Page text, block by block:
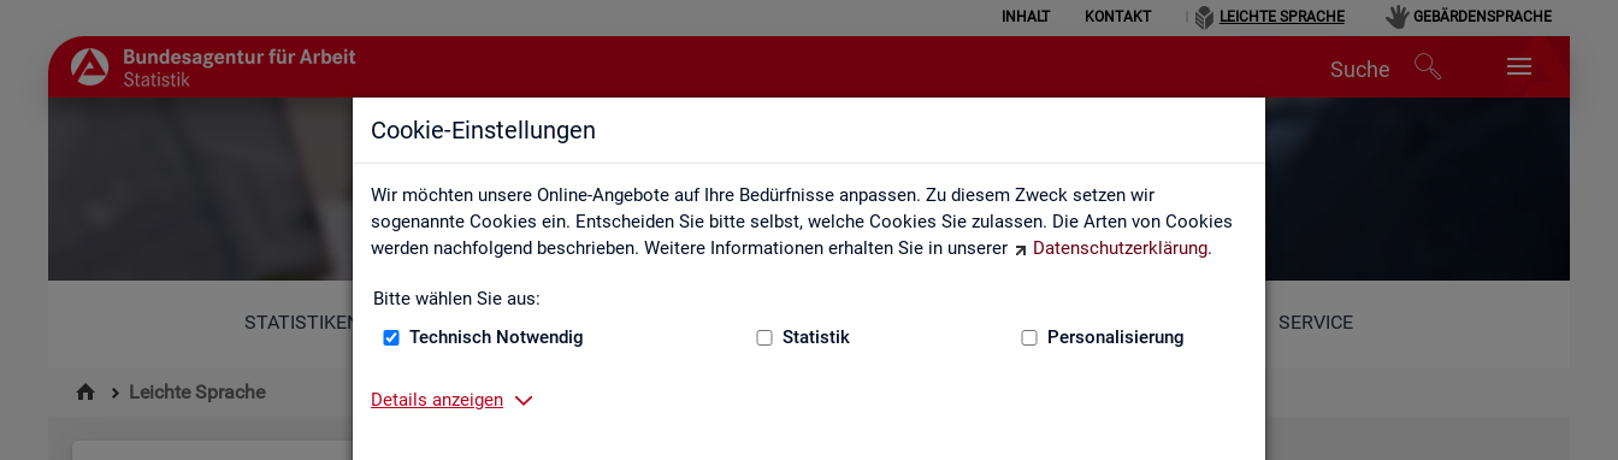
Cookie-Einstellungen
Wir möchten unsere Online-Angebote auf Ihre Bedürfnisse anpassen. Zu diesem Zweck setzen wir
sogenannte Cookies ein. Entscheiden Sie bitte selbst, welche Cookies Sie zulassen. Die Arten von Cookies
werden nachfolgend beschrieben. Weitere Informationen erhalten Sie in unserer
Datenschutzerklärung.
Bitte wählen Sie aus:
Technisch Notwendig
Statistik Personalisierung
Details anzeigen
INHALT KONTAKT LEICHTE SPRACHE GEBÄRDENSPRACHE
Suche
Leichte Sprache
STATISTIKEN SERVICE
Leichte Sprache